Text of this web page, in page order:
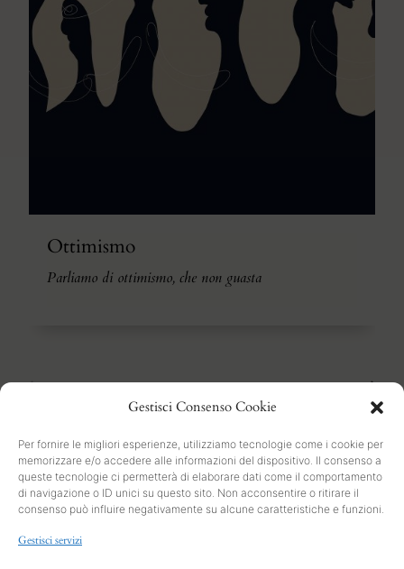
Gestisci Consenso Cookie
Per fornire le migliori esperienze, utilizziamo tecnologie come i cookie per
memorizzare e/o accedere alle informazioni del dispositivo. Il consenso a
queste tecnologie ci permetterà di elaborare dati come il comportamento
di navigazione o ID unici su questo sito. Non acconsentire o ritirare il
consenso può influire negativamente su alcune caratteristiche e funzioni.
Gestisci servizi
Ottimismo
Parliamo di ottimismo, che non guasta
SEARCH